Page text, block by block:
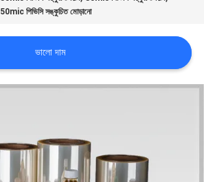
50mic পিভিসি সঙ্কুচিত মোড়ানো
ভালো দাম